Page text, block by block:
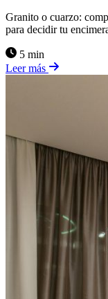
Granito o cuarzo:
para decidir tu
5 min
Leer más